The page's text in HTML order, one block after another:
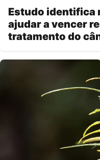
Estudo identifica
ajudar a vencer
tratamento do